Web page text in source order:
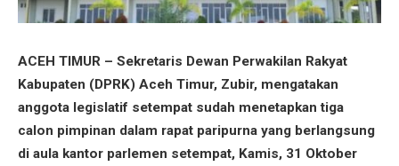
ACEH TIMUR – Sekretaris Dewan Perwakilan Rakyat
Kabupaten (DPRK) Aceh Timur, Zubir, mengatakan
anggota legislatif setempat sudah menetapkan tiga
calon pimpinan dalam rapat paripurna yang berlangsung
di aula kantor parlemen setempat, Kamis, 31 Oktober